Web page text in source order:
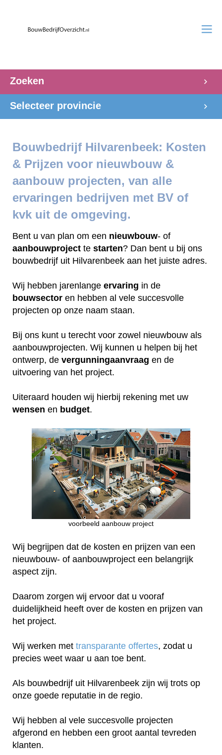
Zoeken
Selecteer provincie
Bouwbedrijf Hilvarenbeek: Kosten
& Prijzen voor nieuwbouw &
aanbouw projecten, van alle
ervaringen bedrijven met BV of
kvk uit de omgeving.
Bent u van plan om een nieuwbouw- of
aanbouwproject te starten? Dan bent u bij ons
bouwbedrijf uit Hilvarenbeek aan het juiste adres.
Wij hebben jarenlange ervaring in de
bouwsector en hebben al vele succesvolle
projecten op onze naam staan.
Bij ons kunt u terecht voor zowel nieuwbouw als
aanbouwprojecten. Wij kunnen u helpen bij het
ontwerp, de vergunningaanvraag en de
uitvoering van het project.
Uiteraard houden wij hierbij rekening met uw
wensen en budget.
voorbeeld aanbouw project
Wij begrijpen dat de kosten en prijzen van een
nieuwbouw- of aanbouwproject een belangrijk
aspect zijn.
Daarom zorgen wij ervoor dat u vooraf
duidelijkheid heeft over de kosten en prijzen van
het project.
Wij werken met transparante offertes, zodat u
precies weet waar u aan toe bent.
Als bouwbedrijf uit Hilvarenbeek zijn wij trots op
onze goede reputatie in de regio.
Wij hebben al vele succesvolle projecten
afgerond en hebben een groot aantal tevreden
klanten.